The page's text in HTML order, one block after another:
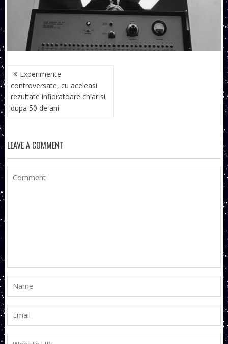
NAVIGARE
ÎN
ARTICOLE
Experimente
controversate, cu aceleasi
rezultate infioratoare chiar si
dupa 50 de ani
LEAVE A COMMENT